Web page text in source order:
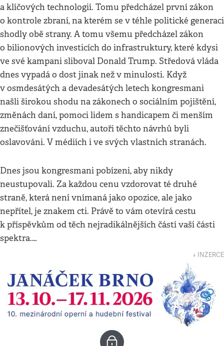
a klíčových technologií. Tomu předcházel první zákon
o kontrole zbraní, na kterém se v téhle politické generaci
shodly obě strany. A tomu všemu předcházel zákon
o bilionových investicích do infrastruktury, které kdysi
ve své kampani sliboval Donald Trump. Středová vláda
dnes vypadá o dost jinak než v minulosti. Když
v osmdesátých a devadesátých letech kongresmani
našli širokou shodu na zákonech o sociálním pojištění,
změnách daní, pomoci lidem s handicapem či menším
znečišťování vzduchu, autoři těchto návrhů byli
oslavováni. V médiích i ve svých vlastních stranách.
Dnes jsou kongresmani pobízeni, aby nikdy
neustupovali. Za každou cenu vzdorovat té druhé
straně, která není vnímaná jako opozice, ale jako
nepřítel, je znakem cti. Právě to vám otevírá cestu
k příspěvkům od těch nejradikálnějších částí vaší části
spektra.…
↓ INZERCE